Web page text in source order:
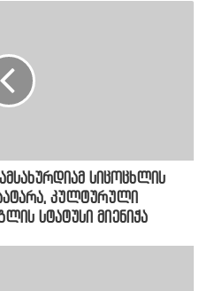
სიცოცხლის
კულტურული
სტატუსი მიენიჭა